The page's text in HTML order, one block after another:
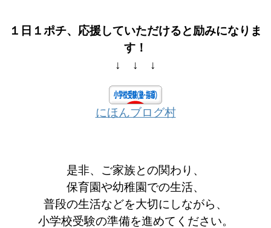
１日１ポチ、応援していただけると励みになりま
す！
↓ ↓ ↓
にほんブログ村
是非、ご家族との関わり、
保育園や幼稚園での生活、
普段の生活などを大切にしながら、
小学校受験の準備を進めてください。